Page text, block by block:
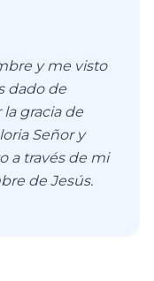
y me visto
dado de
gracia de
Señor y
a través de mi
de Jesús.